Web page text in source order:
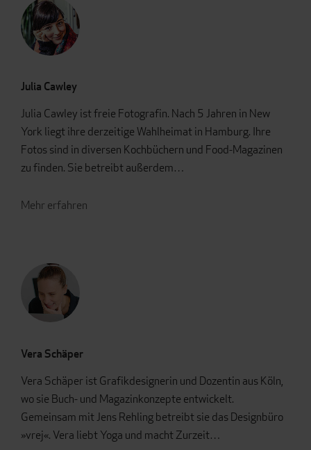
Julia Cawley
Julia Cawley ist freie Fotografin. Nach 5 Jahren in New
York liegt ihre derzeitige Wahlheimat in Hamburg. Ihre
Fotos sind in diversen Kochbüchern und Food-Magazinen
zu finden. Sie betreibt außerdem…
Mehr erfahren
Vera Schäper
Vera Schäper ist Grafikdesignerin und Dozentin aus Köln,
wo sie Buch- und Magazinkonzepte entwickelt.
Gemeinsam mit Jens Rehling betreibt sie das Designbüro
»vrej«. Vera liebt Yoga und macht Zurzeit…